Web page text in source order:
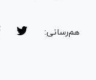
هم‌رسانی: